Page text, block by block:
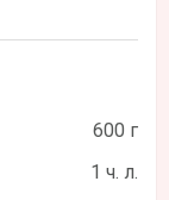
600 г
1 ч. л.